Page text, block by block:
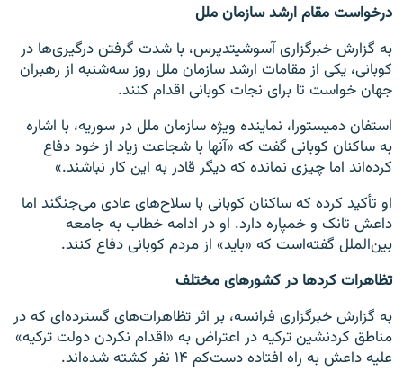
درخواست مقام ارشد سازمان ملل
به گزارش خبرگزاری آسوشیتدپرس، با شدت گرفتن درگیری‌ها در
کوبانی، یکی از مقامات ارشد سازمان ملل روز سه‌شنبه از رهبران
جهان خواست تا برای نجات کوبانی اقدام کنند.
استفان دمیستورا، نماینده ویژه سازمان ملل در سوریه، با اشاره
به ساکنان کوبانی گفت که «آنها با شجاعت زیاد از خود دفاع
کرده‌اند اما چیزی نمانده که دیگر قادر به این کار نباشند.»
او تأکید کرده که ساکنان کوبانی با سلاح‌های عادی می‌جنگند اما
داعش تانک و خمپاره دارد. او در ادامه خطاب به جامعه
بین‌الملل گفته‌است که «باید» از مردم کوبانی دفاع کنند.
تظاهرات کردها در کشورهای مختلف
به گزارش خبرگزاری فرانسه، بر اثر تظاهرات‌های گسترده‌ای که در
مناطق کردنشین ترکیه در اعتراض به «اقدام نکردن دولت ترکیه»
علیه داعش به راه افتاده دست‌کم ۱۴ نفر کشته شده‌اند.